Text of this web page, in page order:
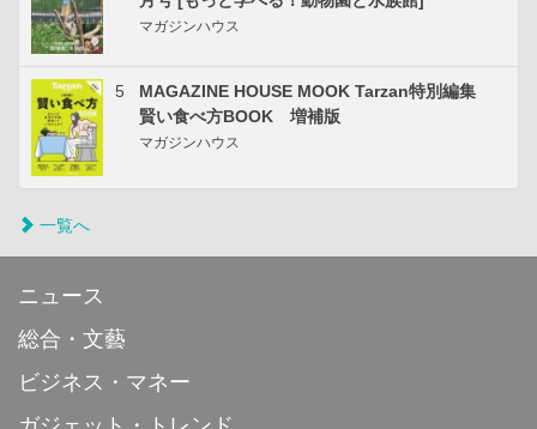
マガジンハウス
5
MAGAZINE HOUSE MOOK Tarzan特別編集
賢い食べ方BOOK 増補版
マガジンハウス
一覧へ
ニュース
総合・文藝
ビジネス・マネー